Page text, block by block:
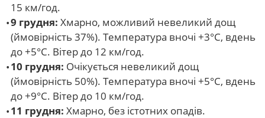
15 км/год.
9 грудня: Хмарно, можливий невеликий дощ
(ймовірність 37%). Температура вночі +3°С, вдень
до +5°С. Вітер до 12 км/год.
10 грудня: Очікується невеликий дощ
(ймовірність 50%). Температура вночі +5°С, вдень
до +9°С. Вітер до 10 км/год.
11 грудня: Хмарно, без істотних опадів.